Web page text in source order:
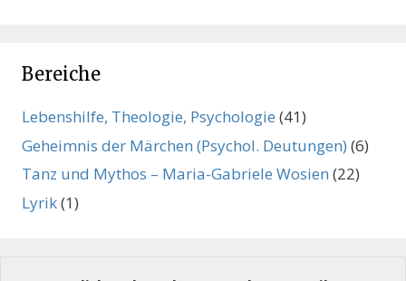
Bereiche
Lebenshilfe, Theologie, Psychologie (41)
Geheimnis der Märchen (Psychol. Deutungen) (6)
Tanz und Mythos – Maria-Gabriele Wosien (22)
Lyrik(1)